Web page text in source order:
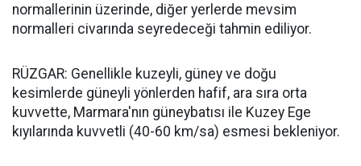
normallerinin üzerinde, diğer yerlerde mevsim
normalleri civarında seyredeceği tahmin ediliyor.
RÜZGAR: Genellikle kuzeyli, güney ve doğu
kesimlerde güneyli yönlerden hafif, ara sıra orta
kuvvette, Marmara'nın güneybatısı ile Kuzey Ege
kıyılarında kuvvetli (40-60 km/sa) esmesi bekleniyor.